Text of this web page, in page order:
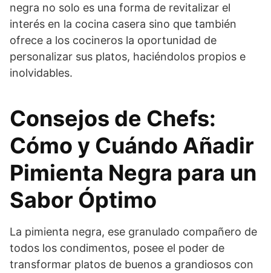
negra no solo es una forma de revitalizar el
interés en la cocina casera sino que también
ofrece a los cocineros la oportunidad de
personalizar sus platos, haciéndolos propios e
inolvidables.
Consejos de Chefs:
Cómo y Cuándo Añadir
Pimienta Negra para un
Sabor Óptimo
La pimienta negra, ese granulado compañero de
todos los condimentos, posee el poder de
transformar platos de buenos a grandiosos con